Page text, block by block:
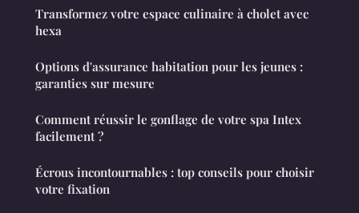
Transformez votre espace culinaire à cholet avec
hexa
Options d'assurance habitation pour les jeunes :
garanties sur mesure
Comment réussir le gonflage de votre spa Intex
facilement ?
Écrous incontournables : top conseils pour choisir
votre fixation